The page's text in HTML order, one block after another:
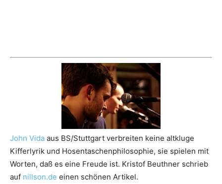
John Vida aus BS/Stuttgart verbreiten keine altkluge
Kifferlyrik und Hosentaschenphilosophie, sie spielen mit
Worten, daß es eine Freude ist. Kristof Beuthner schrieb
auf nillson.de einen schönen Artikel.